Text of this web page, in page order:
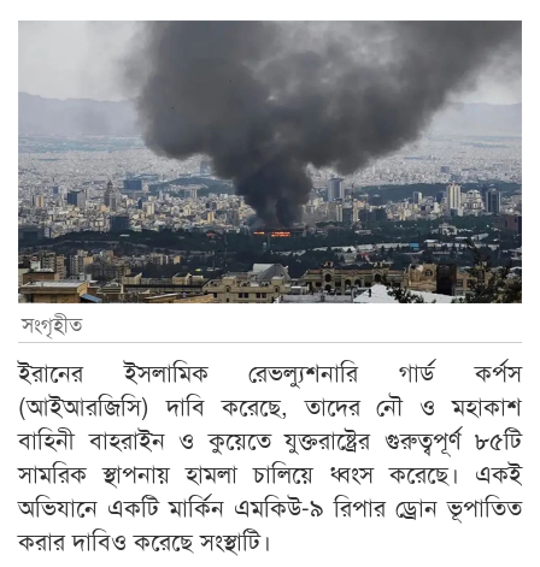
সংগৃহীত
ইরানের ইসলামিক রেভল্যুশনারি গার্ড কর্পস
(আইআরজিসি) দাবি করেছে, তাদের নৌ ও মহাকাশ
বাহিনী বাহরাইন ও কুয়েতে যুক্তরাষ্ট্রের গুরুত্বপূর্ণ ৮৫টি
সামরিক স্থাপনায় হামলা চালিয়ে ধ্বংস করেছে। একই
অভিযানে একটি মার্কিন এমকিউ-৯ রিপার ড্রোন ভূপাতিত
করার দাবিও করেছে সংস্থাটি।